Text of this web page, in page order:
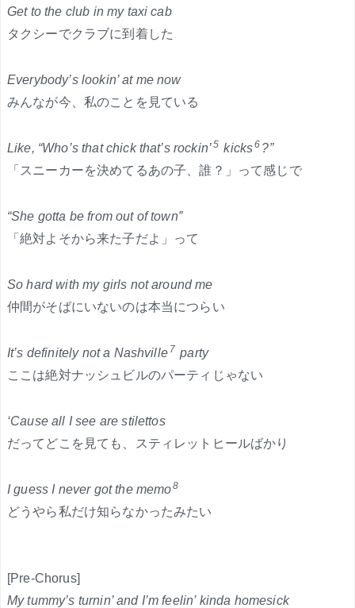
Get to the club in my taxi cab
タクシーでクラブに到着した
Everybody’s lookin’ at me now
みんなが今、私のことを見ている
Like, “Who’s that chick that’s rockin’5 kicks6 ?”
「スニーカーを決めてるあの子、誰？」って感じで
“She gotta be from out of town”
「絶対よそから来た子だよ」って
So hard with my girls not around me
仲間がそばにいないのは本当につらい
It’s definitely not a Nashville 7 party
ここは絶対ナッシュビルのパーティじゃない
‘Cause all I see are stilettos
だってどこを見ても、スティレットヒールばかり
I guess I never got the memo8
どうやら私だけ知らなかったみたい
[Pre-Chorus]
My tummy’s turnin’ and I’m feelin’ kinda homesick